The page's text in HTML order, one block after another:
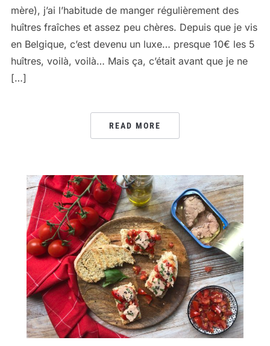
mère), j’ai l’habitude de manger régulièrement des
huîtres fraîches et assez peu chères. Depuis que je vis
en Belgique, c’est devenu un luxe… presque 10€ les 5
huîtres, voilà, voilà… Mais ça, c’était avant que je ne
[…]
READ MORE